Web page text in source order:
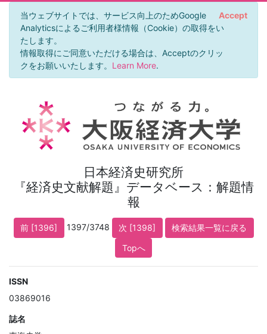
当ウェブサイトでは、サービス向上のためGoogle
Analyticsによるご利用者様情報（Cookie）の取得をい
たします。
情報取得にご同意いただける場合は、Acceptのクリッ
クをお願いいたします。 Learn More.
Accept
日本経済史研究所
『経済史文献解題』データベース：解題情
報
前 [1396] 1397/3748 次 [1398]
検索結果一覧に戻る
Topへ
ISSN
03869016
誌名